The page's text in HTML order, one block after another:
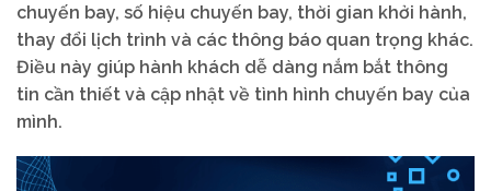
chuyến bay, số hiệu chuyến bay, thời gian khởi hành,
thay đổi lịch trình và các thông báo quan trọng khác.
Điều này giúp hành khách dễ dàng nắm bắt thông
tin cần thiết và cập nhật về tình hình chuyến bay của
mình.